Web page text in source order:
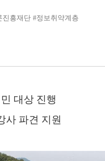
진흥재단 #정보취약계층
대상 진행
사 파견 지원